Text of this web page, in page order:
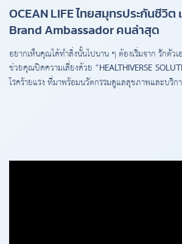
OCEAN LIFE ไทยสมุทรประกันชีวิต
Brand Ambassador คนล่าสุด
อยากเห็นคุณได้ทำสิ่งนั้นไปนาน ๆ ต้องเริ่มจาก รักตัว
ช่วยคุณปิดความเสี่ยงด้วย “HEALTHIVERSE
โรคร้ายแรง ที่มาพร้อมนวัตกรรมดูแลสุขภาพและบริก